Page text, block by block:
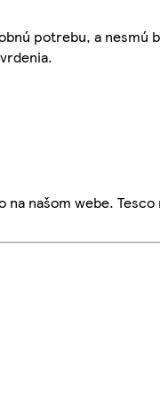
potrebu, a nesmú
našom webe.